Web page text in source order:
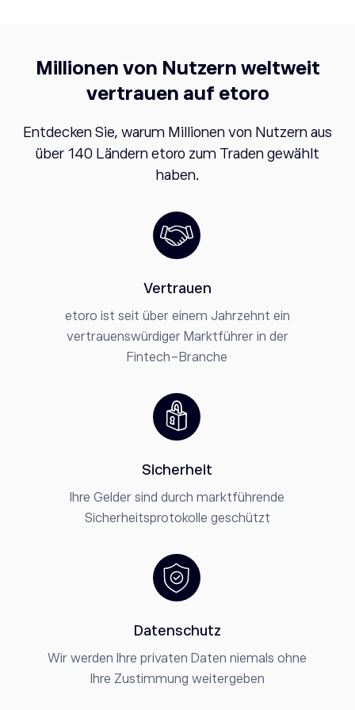
Millionen von Nutzern weltweit
vertrauen auf etoro
Entdecken Sie, warum Millionen von Nutzern aus
über 140 Ländern etoro zum Traden gewählt
haben.
Vertrauen
etoro ist seit über einem Jahrzehnt ein
vertrauenswürdiger Marktführer in der
Fintech-Branche
Sicherheit
Ihre Gelder sind durch marktführende
Sicherheitsprotokolle geschützt
Datenschutz
Wir werden Ihre privaten Daten niemals ohne
Ihre Zustimmung weitergeben